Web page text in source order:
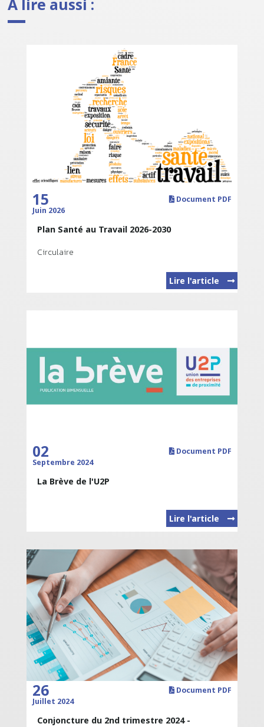
À lire aussi :
Document PDF
15
Juin 2026
Plan Santé au Travail 2026-2030
Circulaire
Lire l'article
Document PDF
02
Septembre 2024
La Brève de l'U2P
Lire l'article
Document PDF
26
Juillet 2024
Conjoncture du 2nd trimestre 2024 -